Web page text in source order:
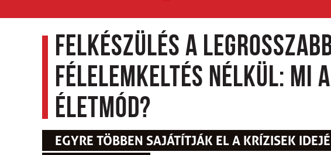
Felkészülés a
félelemkeltés nélkül: mi
életmód?
EGYRE TÖBBEN SAJÁTÍTJÁK EL A KRÍZISEK